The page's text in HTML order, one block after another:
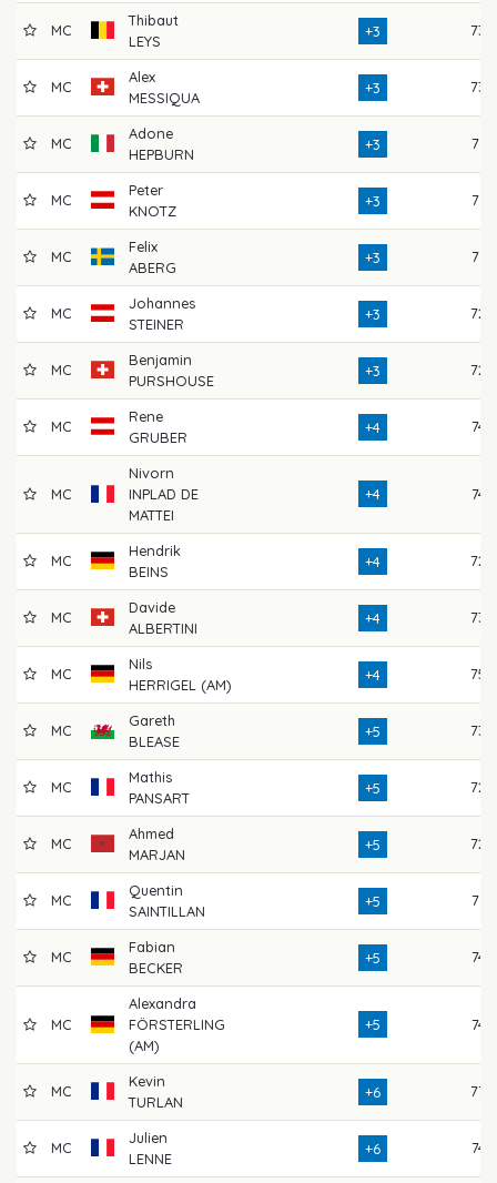
MC
Thibaut
LEYS
+3 73
MC
Alex
MESSIQUA
+3 73
MC
Adone
HEPBURN
+3 71
MC
Peter
KNOTZ
+3 71
MC
Felix
ABERG
+3 71
MC
Johannes
STEINER
+3 72
MC
Benjamin
PURSHOUSE
+3 72
MC
Rene
GRUBER
+4 74
MC
Nivorn
INPLAD DE
MATTEI
+4 74
MC
Hendrik
BEINS
+4 72
MC
Davide
ALBERTINI
+4 73
MC
Nils
HERRIGEL (AM)
+4 75
MC
Gareth
BLEASE
+5 73
MC
Mathis
PANSART
+5 72
MC
Ahmed
MARJAN
+5 72
MC
Quentin
SAINTILLAN
+5 71
MC
Fabian
BECKER
+5 74
MC
Alexandra
FÖRSTERLING
(AM)
+5 74
MC
Kevin
TURLAN
+6 77
MC
Julien
LENNE
+6 74